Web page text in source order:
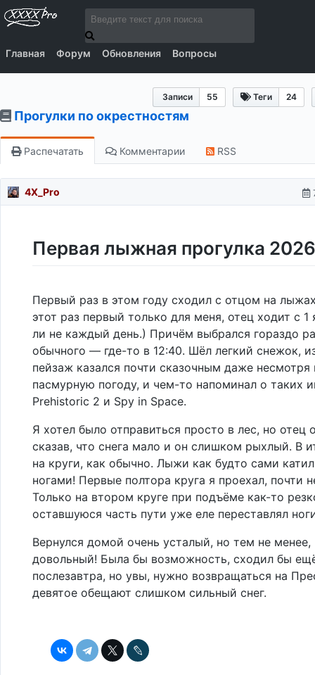
Главная Форум Обновления Вопросы
Записи 55 Теги 24
Прогулки по окрестностям
Распечатать Комментарии RSS
4X_Pro
Первая лыжная прогулка
Первый раз в этом году сходил с отцом на
этот раз первый только для меня, отец ходит с 1
ли не каждый день.) Причём выбрался гораздо
обычного — где-то в 12:40. Шёл легкий снежок,
пейзаж казался почти сказочным даже несмотря
пасмурную погоду, и чем-то напоминал о таких
Prehistoric 2 и Spy in Space.
Я хотел было отправиться просто в лес, но отец
сказав, что снега мало и он слишком рыхлый. В
на круги, как обычно. Лыжи как будто сами
ногами! Первые полтора круга я проехал, почти
Только на втором круге при подъёме как-то
оставшуюся часть пути уже еле переставлял
Вернулся домой очень усталый, но тем не менее,
довольный! Была бы возможность, сходил бы
послезавтра, но увы, нужно возвращаться на
девятое обещают слишком сильный снег.